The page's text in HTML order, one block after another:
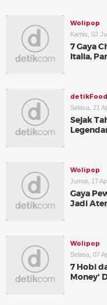
Wolipop
Kamis, 02
7 Gaya
Italia,
detikFood
Selasa, 21
Sejak
Wolipop
Jumat, 17
Gaya
Jadi
Wolipop
Selasa, 07
7 Hobi
Money'